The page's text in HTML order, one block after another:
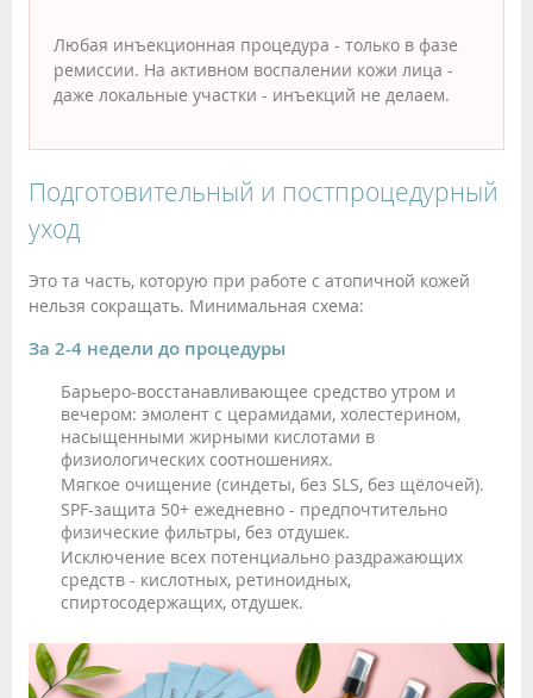
Любая инъекционная процедура - только в фазе
ремиссии. На активном воспалении кожи лица -
даже локальные участки - инъекций не делаем.
Подготовительный и постпроцедурный
уход
Это та часть, которую при работе с атопичной кожей
нельзя сокращать. Минимальная схема:
За 2-4 недели до процедуры
Барьеро-восстанавливающее средство утром и
вечером: эмолент с церамидами, холестерином,
насыщенными жирными кислотами в
физиологических соотношениях.
Мягкое очищение (синдеты, без SLS, без щёлочей).
SPF-защита 50+ ежедневно - предпочтительно
физические фильтры, без отдушек.
Исключение всех потенциально раздражающих
средств - кислотных, ретиноидных,
спиртосодержащих, отдушек.